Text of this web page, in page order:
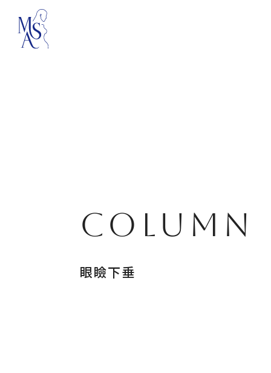
COLUMN
眼瞼下垂